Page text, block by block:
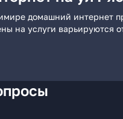
домашний интернет
на услуги варьируются